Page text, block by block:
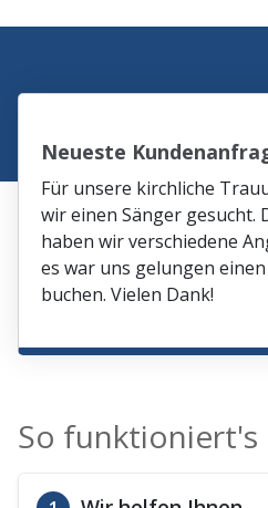
Neueste
Für unsere kirchliche
wir einen Sänger gesucht.
haben wir verschiedene
es war uns gelungen
buchen. Vielen Dank!
So funktioniert's